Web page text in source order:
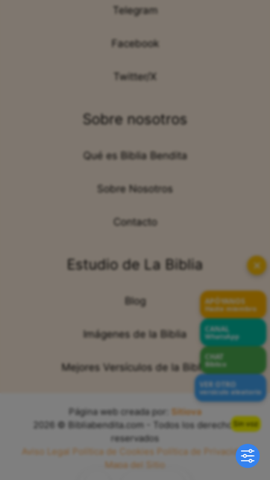
Sin voz
Telegram
Facebook
Twitter/X
Sobre nosotros
Qué es Biblia Bendita
Sobre Nosotros
Contacto
Estudio de La Biblia
Blog
Imágenes de la Biblia
Mejores Versículos de la Biblia
Página web creada por:
Sitiova
2026 © Bibliabendita.com - Todos los derechos
reservados
Aviso Legal
Política de Cookies
Política de Privacidad
Mapa del Sitio
✕
APÓYANOS
Hazte miembro
CANAL
WhatsApp
CHAT
Bíblico
VER OTRO
versículo aleatorio